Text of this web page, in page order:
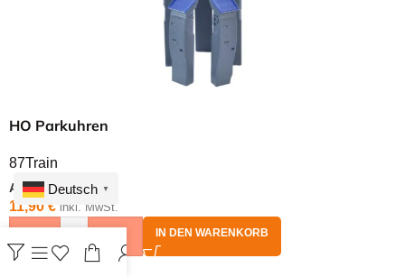
HO Parkuhren
87Train
Art.Nr.38-22282
11,90 € inkl. MwSt.
IN DEN WARENKORB
Deutsch ▼